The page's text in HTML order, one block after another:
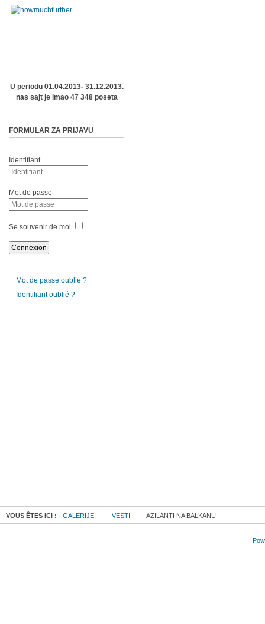
U periodu 01.04.2013- 31.12.2013.
nas sajt je imao 47 348 poseta
FORMULAR ZA PRIJAVU
Identifiant
Mot de passe
Se souvenir de moi
Mot de passe oublié ?
Identifiant oublié ?
VOUS ÊTES ICI : GALERIJE VESTI AZILANTI NA BALKANU